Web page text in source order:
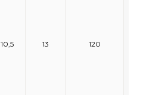
10,5 13 120